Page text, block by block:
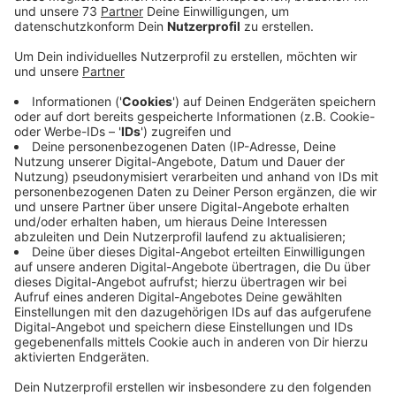
Veröffentlicht:Donnerstag, 27.05.2021 15:21
Anzeige
Polizeibeamte hatten einen guten Riecher
Anzeige
Da hatte die niederländische Polizei einen guten
Riecher. In der Nacht zu Mittwoch fiel Beamten ein
ungewöhnliches Gespann auf der Straße auf:Ein
niederländisches Fahrzeug mit einem deutschen
Anhänger. Bei der Kontrolle stellte sich heraus, dass es
sich bei den beiden Männern im Wagen um Metalldiebe
handelte.Sie waren wenige Stunden zuvor auf ein
Firmengelände in Vreden-Gaxel eingebrochen und